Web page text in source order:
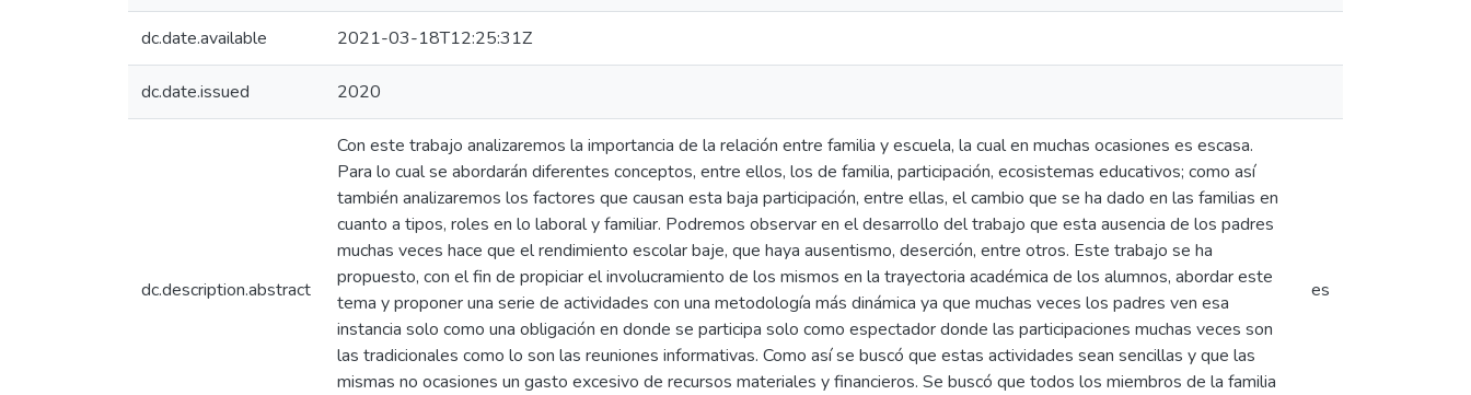
dc.date.available 2021-03-18T12:25:31Z
dc.date.issued 2020
dc.description.abstract
Con este trabajo analizaremos la importancia de la relación entre familia y escuela, la cual en muchas ocasiones es escasa.
Para lo cual se abordarán diferentes conceptos, entre ellos, los de familia, participación, ecosistemas educativos; como así
también analizaremos los factores que causan esta baja participación, entre ellas, el cambio que se ha dado en las familias en
cuanto a tipos, roles en lo laboral y familiar. Podremos observar en el desarrollo del trabajo que esta ausencia de los padres
muchas veces hace que el rendimiento escolar baje, que haya ausentismo, deserción, entre otros. Este trabajo se ha
propuesto, con el fin de propiciar el involucramiento de los mismos en la trayectoria académica de los alumnos, abordar este
tema y proponer una serie de actividades con una metodología más dinámica ya que muchas veces los padres ven esa
instancia solo como una obligación en donde se participa solo como espectador donde las participaciones muchas veces son
las tradicionales como lo son las reuniones informativas. Como así se buscó que estas actividades sean sencillas y que las
mismas no ocasiones un gasto excesivo de recursos materiales y financieros. Se buscó que todos los miembros de la familia
es